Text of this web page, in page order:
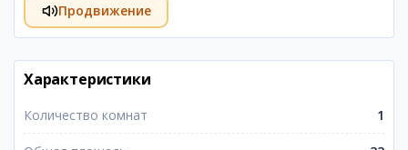
Продвижение
Характеристики
Количество комнат 1